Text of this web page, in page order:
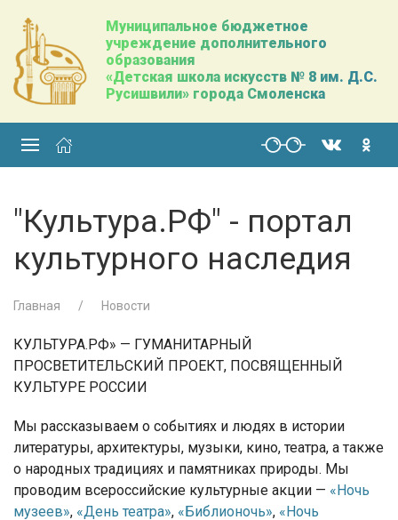
Муниципальное бюджетное
учреждение дополнительного
образования
«Детская школа искусств № 8 им. Д.С.
Русишвили» города Смоленска
"Культура.РФ" - портал
культурного наследия
Главная Новости
КУЛЬТУРА.РФ» — ГУМАНИТАРНЫЙ
ПРОСВЕТИТЕЛЬСКИЙ ПРОЕКТ, ПОСВЯЩЕННЫЙ
КУЛЬТУРЕ РОССИИ
Мы рассказываем о событиях и людях в истории
литературы, архитектуры, музыки, кино, театра, а также
о народных традициях и памятниках природы. Мы
проводим всероссийские культурные акции — «Ночь
музеев», «День театра», «Библионочь», «Ночь